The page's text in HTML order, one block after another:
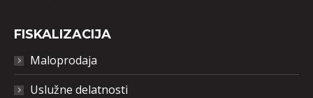
FISKALIZACIJA
Maloprodaja
Uslužne delatnosti